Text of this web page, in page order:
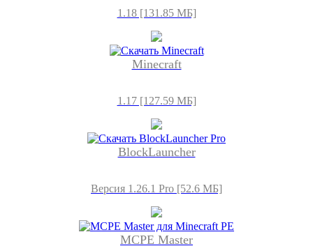
1.18 [131.85 МБ]
Minecraft
1.17 [127.59 МБ]
BlockLauncher
Версия 1.26.1 Pro [52.6 МБ]
MCPE Master